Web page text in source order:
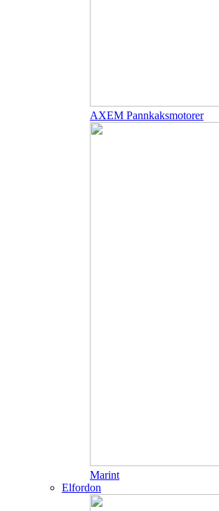
AXEM Pannkaksmotorer
Marint
Elfordon